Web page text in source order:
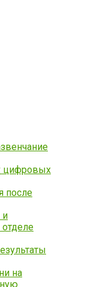
цифровых
после
и
на